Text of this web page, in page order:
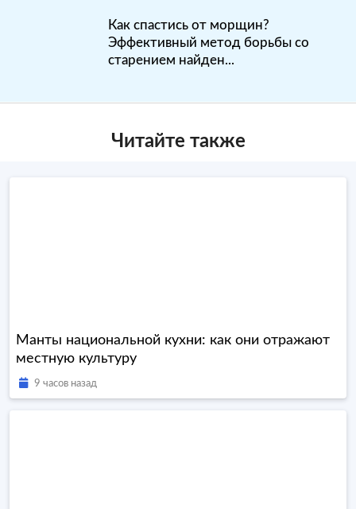
Как спастись от морщин?
Эффективный метод борьбы со
старением найден...
Читайте также
Манты национальной кухни: как они отражают
местную культуру
9 часов назад